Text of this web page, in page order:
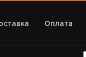
Оплата